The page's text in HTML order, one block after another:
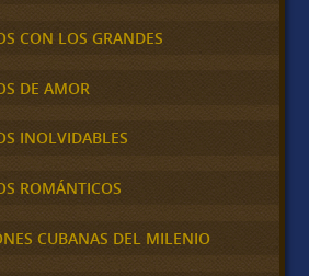
CON LOS GRANDES
DE AMOR
INOLVIDABLES
ROMÁNTICOS
CUBANAS DEL MILENIO